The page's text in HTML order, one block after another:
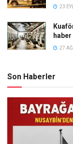
23
27
Son Haberler